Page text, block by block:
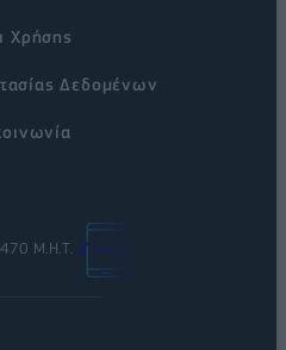
Χρήσης
Δεδομένων
Μ.Η.Τ.